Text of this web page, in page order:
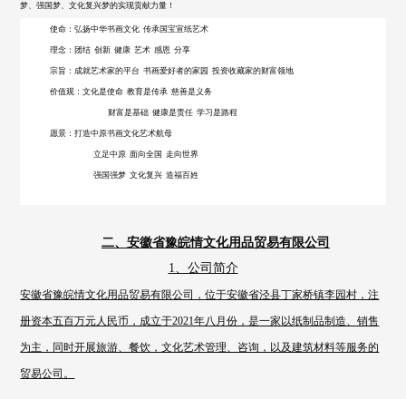
梦、强国梦、文化复兴梦的实现贡献力量！
使命：弘扬中华书画文化 传承国宝宣纸艺术
理念：团结 创新 健康 艺术 感恩 分享
宗旨：成就艺术家的平台 书画爱好者的家园 投资收藏家的财富领地
价值观：文化是使命 教育是传承 慈善是义务
财富是基础 健康是责任 学习是路程
愿景：打造中原书画文化艺术航母
立足中原 面向全国 走向世界
强国强梦 文化复兴 造福百姓
二、安徽省豫皖情文化用品贸易有限公司
1、公司简介
安徽省豫皖情文化用品贸易有限公司，位于安徽省泾县丁家桥镇李园村，注
册资本五百万元人民币，成立于2021年八月份，是一家以纸制品制造、销售
为主，同时开展旅游、餐饮，文化艺术管理、咨询，以及建筑材料等服务的
贸易公司。